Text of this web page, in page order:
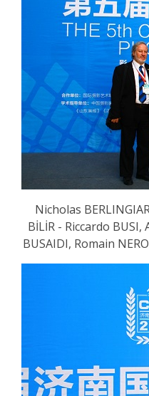
Nicholas
BİLİR - Riccardo BUSI,
BUSAIDI, Romain